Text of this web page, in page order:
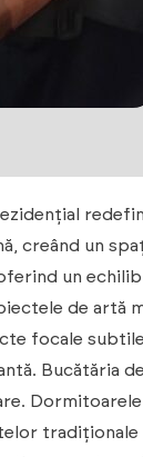
creând un
un
de artă
focale
Bucătăria